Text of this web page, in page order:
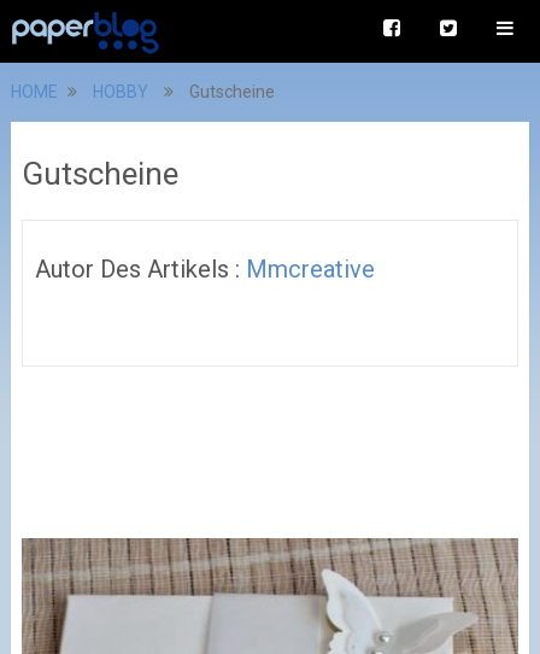
HOME HOBBY Gutscheine
Gutscheine
Autor Des Artikels : Mmcreative